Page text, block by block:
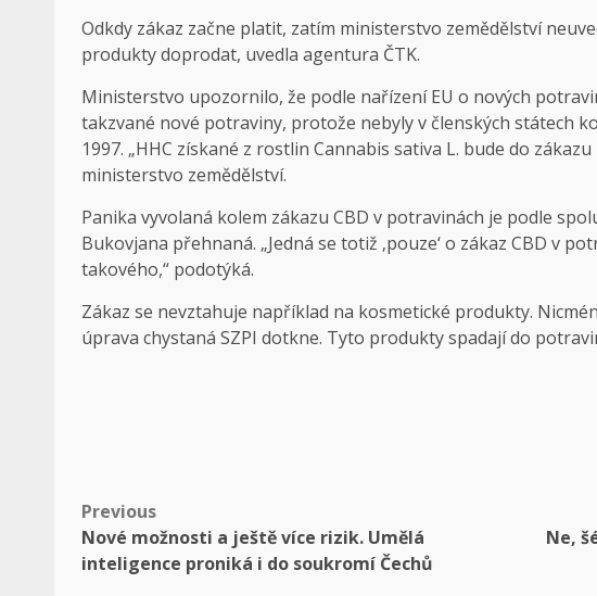
Odkdy zákaz začne platit, zatím ministerstvo zemědělství
produkty doprodat, uvedla agentura ČTK.
Ministerstvo upozornilo, že podle nařízení EU o nových
takzvané nové potraviny, protože nebyly v členských státech
1997. „HHC získané z rostlin Cannabis sativa L. bude do
ministerstvo zemědělství.
Panika vyvolaná kolem zákazu CBD v potravinách je podle
Bukovjana přehnaná. „Jedná se totiž ‚pouze‘ o zákaz CBD v
takového,“ podotýká.
Zákaz se nevztahuje například na kosmetické produkty.
úprava chystaná SZPI dotkne. Tyto produkty spadají do
Post
navigation
Previous
Nové možnosti a ještě více rizik. Umělá
inteligence proniká i do soukromí Čechů
Ne,